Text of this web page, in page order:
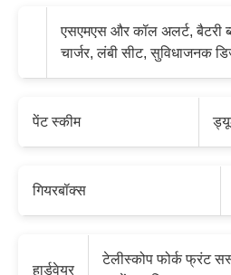
एसएमएस और कॉल अलर्ट, बैटरी
चार्जर, लंबी सीट, सुविधाजनक
पेंट स्कीम
गियरबॉक्स
हार्डवेयर
टेलीस्कोप फोर्क फ्रंट